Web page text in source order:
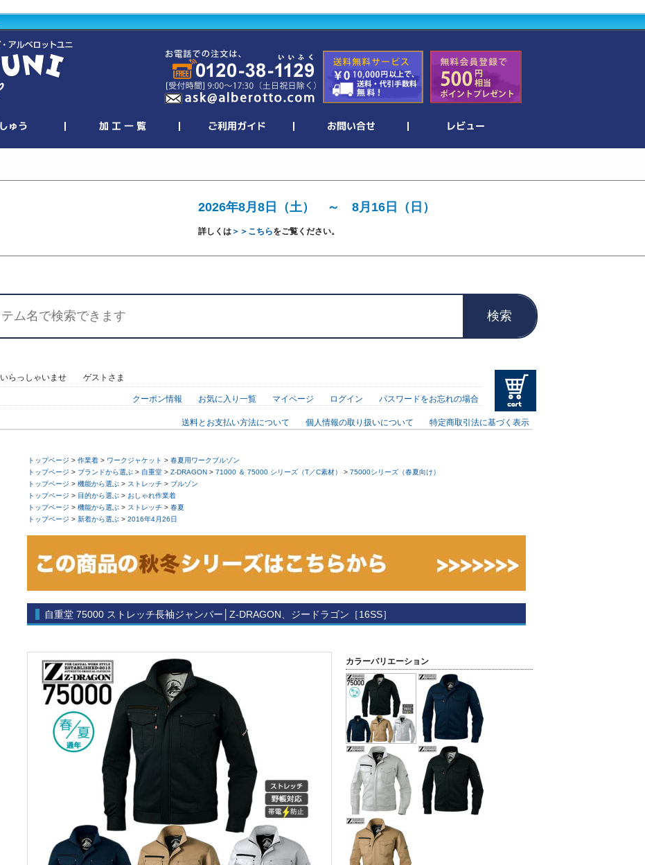
2026年8月8日（土） ～ 8月16日（日）
詳しくは＞＞こちらをご覧ください。
検索
いらっしゃいませ ゲストさま
クーポン情報 お気に入り一覧 マイページ ログイン パスワードをお忘れの場合
送料とお支払い方法について 個人情報の取り扱いについて 特定商取引法に基づく表示
トップページ > 作業着 > ワークジャケット > 春夏用ワークブルゾン
トップページ > ブランドから選ぶ > 自重堂 > Z-DRAGON > 71000 ＆ 75000 シリーズ（T／C素材） > 75000シリーズ（春夏向け）
トップページ > 機能から選ぶ > ストレッチ > ブルゾン
トップページ > 目的から選ぶ > おしゃれ作業着
トップページ > 機能から選ぶ > ストレッチ > 春夏
トップページ > 新着から選ぶ > 2016年4月26日
自重堂 75000 ストレッチ長袖ジャンパー│Z-DRAGON、ジードラゴン［16SS］
カラーバリエーション